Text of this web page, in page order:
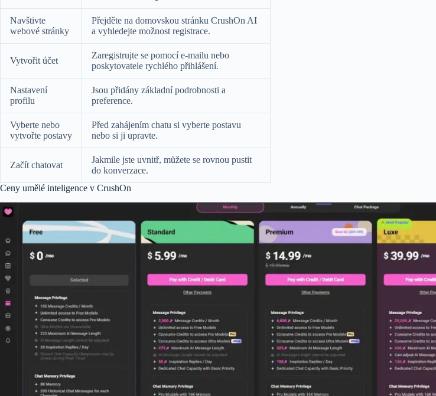
Navštivte
webové stránky
Přejděte na domovskou stránku CrushOn AI
a vyhledejte možnost registrace.
Vytvořit účet
Zaregistrujte se pomocí e-mailu nebo
poskytovatele rychlého přihlášení.
Nastavení
profilu
Jsou přidány základní podrobnosti a
preference.
Vyberte nebo
vytvořte postavy
Před zahájením chatu si vyberte postavu
nebo si ji upravte.
Začít chatovat
Jakmile jste uvnitř, můžete se rovnou pustit
do konverzace.
Ceny umělé inteligence v CrushOn